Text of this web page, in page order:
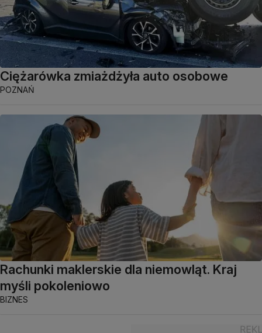
Ciężarówka zmiażdżyła auto osobowe
POZNAŃ
Rachunki maklerskie dla niemowląt. Kraj
myśli pokoleniowo
BIZNES